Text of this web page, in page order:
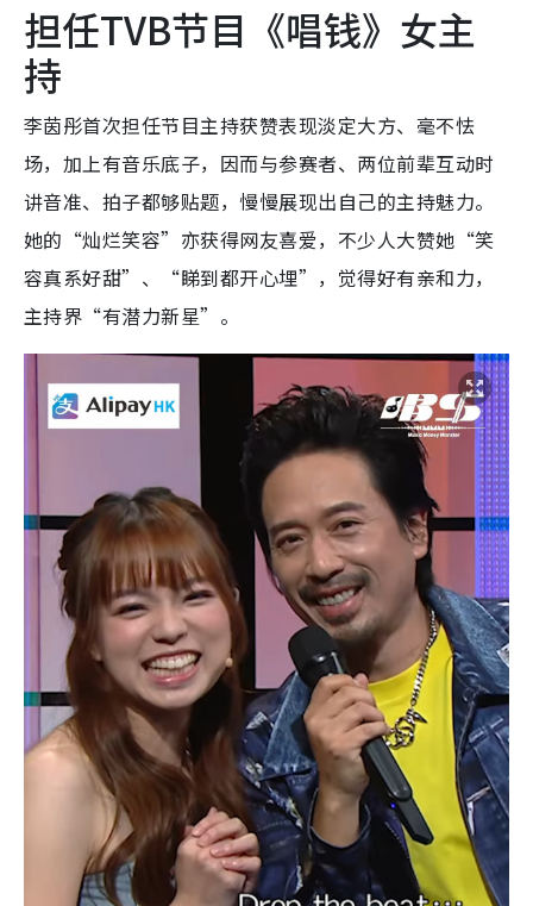
担任TVB节目《唱钱》女主
持
李茵彤首次担任节目主持获赞表现淡定大方、毫不怯
场，加上有音乐底子，因而与参赛者、两位前辈互动时
讲音准、拍子都够贴题，慢慢展现出自己的主持魅力。
她的“灿烂笑容”亦获得网友喜爱，不少人大赞她“笑
容真系好甜”、“睇到都开心埋”，觉得好有亲和力，
主持界“有潜力新星”。